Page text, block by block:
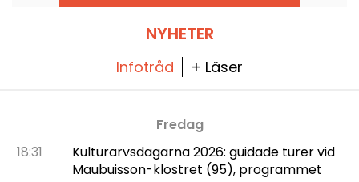
NYHETER
Infotråd + Läser
Fredag
18:31
Kulturarvsdagarna 2026: guidade turer vid
Maubuisson-klostret (95), programmet